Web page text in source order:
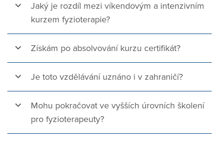
Jaký je rozdíl mezi víkendovým a intenzivním
kurzem fyzioterapie?
Získám po absolvování kurzu certifikát?
Je toto vzdělávání uznáno i v zahraničí?
Mohu pokračovat ve vyšších úrovních školení
pro fyzioterapeuty?